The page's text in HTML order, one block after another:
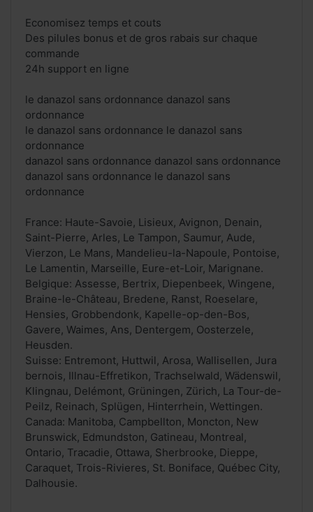
Economisez temps et couts
Des pilules bonus et de gros rabais sur chaque
commande
24h support en ligne
le danazol sans ordonnance danazol sans
ordonnance
le danazol sans ordonnance le danazol sans
ordonnance
danazol sans ordonnance danazol sans ordonnance
danazol sans ordonnance le danazol sans
ordonnance
France: Haute-Savoie, Lisieux, Avignon, Denain,
Saint-Pierre, Arles, Le Tampon, Saumur, Aude,
Vierzon, Le Mans, Mandelieu-la-Napoule, Pontoise,
Le Lamentin, Marseille, Eure-et-Loir, Marignane.
Belgique: Assesse, Bertrix, Diepenbeek, Wingene,
Braine-le-Château, Bredene, Ranst, Roeselare,
Hensies, Grobbendonk, Kapelle-op-den-Bos,
Gavere, Waimes, Ans, Dentergem, Oosterzele,
Heusden.
Suisse: Entremont, Huttwil, Arosa, Wallisellen, Jura
bernois, Illnau-Effretikon, Trachselwald, Wädenswil,
Klingnau, Delémont, Grüningen, Zürich, La Tour-de-
Peilz, Reinach, Splügen, Hinterrhein, Wettingen.
Canada: Manitoba, Campbellton, Moncton, New
Brunswick, Edmundston, Gatineau, Montreal,
Ontario, Tracadie, Ottawa, Sherbrooke, Dieppe,
Caraquet, Trois-Rivieres, St. Boniface, Québec City,
Dalhousie.